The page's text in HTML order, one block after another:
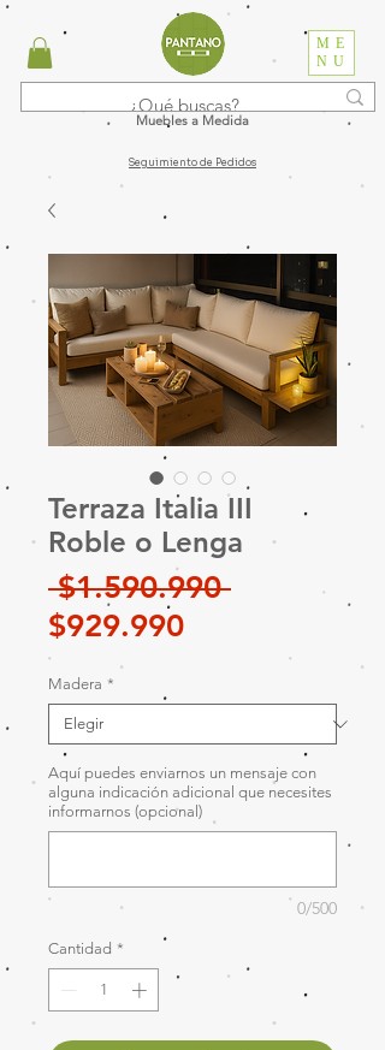
ME
NU
Muebles a Medida
Seguimiento de Pedidos
Terraza Italia III
Roble o Lenga
$1.590.990 Precio
$929.990Precio
oferta
Madera *
Aquí puedes enviarnos un mensaje con
alguna indicación adicional que necesites
informarnos (opcional)
0/500
Cantidad *